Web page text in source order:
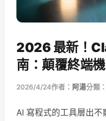
2026 最新！
南：顛覆終端
2026/4/24作者： 阿湯分類：
AI 寫程式的工具層出